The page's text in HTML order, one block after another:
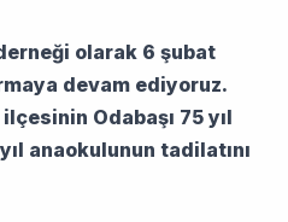
olarak 6 şubat
devam ediyoruz.
Odabaşı 75 yıl
anaokulunun tadilatını